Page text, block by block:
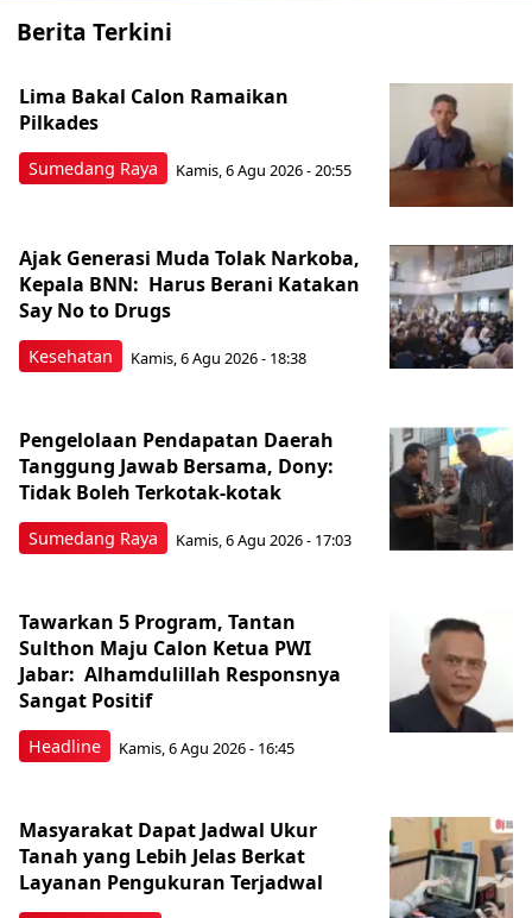
Berita Terkini
Sumedang Raya
Lima Bakal Calon Ramaikan
Pilkades
Kamis, 6 Agu 2026 - 20:55
Kesehatan
Ajak Generasi Muda Tolak Narkoba,
Kepala BNN: Harus Berani Katakan
Say No to Drugs
Kamis, 6 Agu 2026 - 18:38
Sumedang Raya
Pengelolaan Pendapatan Daerah
Tanggung Jawab Bersama, Dony:
Tidak Boleh Terkotak-kotak
Kamis, 6 Agu 2026 - 17:03
Headline
Tawarkan 5 Program, Tantan
Sulthon Maju Calon Ketua PWI
Jabar: Alhamdulillah Responsnya
Sangat Positif
Kamis, 6 Agu 2026 - 16:45
Masyarakat Dapat Jadwal Ukur
Tanah yang Lebih Jelas Berkat
Layanan Pengukuran Terjadwal